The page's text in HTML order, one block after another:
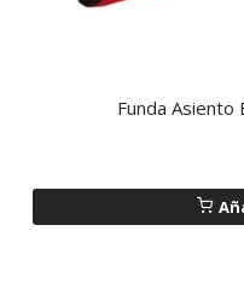
Funda Asiento